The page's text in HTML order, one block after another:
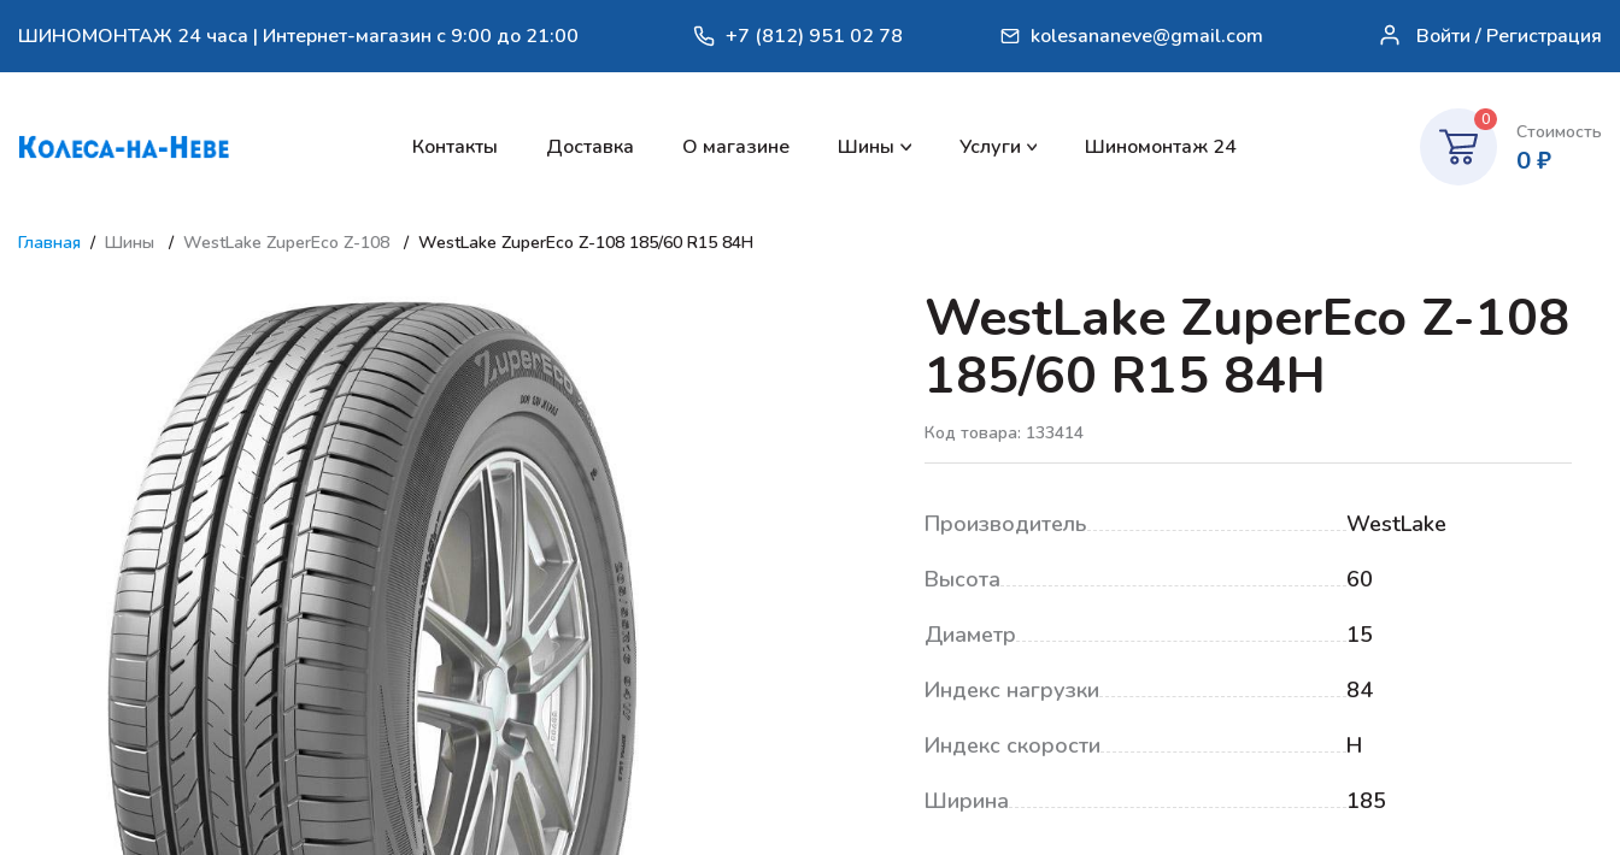
ШИНОМОНТАЖ 24 часа | Интернет-магазин с 9:00 до 21:00 +7 (812) 951 02 78 kolesananeve@gmail.com Войти / Регистрация
Контакты Доставка О магазине Шины Услуги Шиномонтаж 24
0
Стоимость
0₽
Главная Шины WestLake ZuperEco Z-108 WestLake ZuperEco Z-108 185/60 R15 84H
WestLake ZuperEco Z-108
185/60 R15 84H
Код товара: 133414
Производитель
WestLake
Высота
60
Диаметр
15
Индекс нагрузки
84
Индекс скорости
H
Ширина
185